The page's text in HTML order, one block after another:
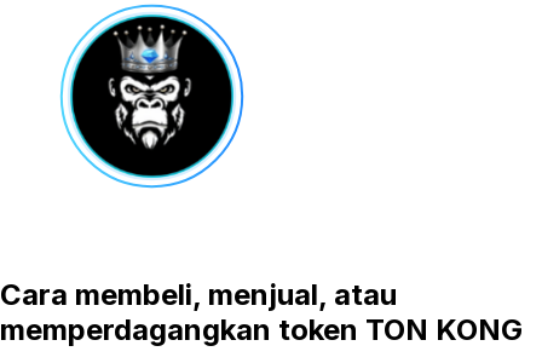
Cara membeli, menjual, atau
memperdagangkan token TON KONG